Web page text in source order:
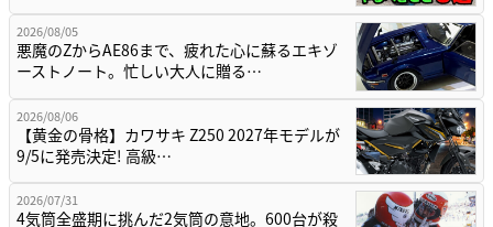
2026/08/05
悪魔のZからAE86まで、疲れた心に蘇るエキゾ
ーストノート。忙しい大人に贈る…
2026/08/06
【黄金の骨格】カワサキ Z250 2027年モデルが
9/5に発売決定! 高級…
2026/07/31
4気筒全盛期に挑んだ2気筒の意地。600台が殺